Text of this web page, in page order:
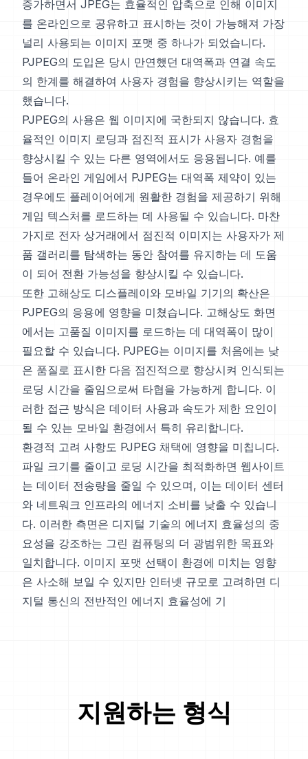
증가하면서 JPEG는 효율적인 압축으로 인해 이미지
를 온라인으로 공유하고 표시하는 것이 가능해져 가장
널리 사용되는 이미지 포맷 중 하나가 되었습니다.
PJPEG의 도입은 당시 만연했던 대역폭과 연결 속도
의 한계를 해결하여 사용자 경험을 향상시키는 역할을
했습니다.
PJPEG의 사용은 웹 이미지에 국한되지 않습니다. 효
율적인 이미지 로딩과 점진적 표시가 사용자 경험을
향상시킬 수 있는 다른 영역에서도 응용됩니다. 예를
들어 온라인 게임에서 PJPEG는 대역폭 제약이 있는
경우에도 플레이어에게 원활한 경험을 제공하기 위해
게임 텍스처를 로드하는 데 사용될 수 있습니다. 마찬
가지로 전자 상거래에서 점진적 이미지는 사용자가 제
품 갤러리를 탐색하는 동안 참여를 유지하는 데 도움
이 되어 전환 가능성을 향상시킬 수 있습니다.
또한 고해상도 디스플레이와 모바일 기기의 확산은
PJPEG의 응용에 영향을 미쳤습니다. 고해상도 화면
에서는 고품질 이미지를 로드하는 데 대역폭이 많이
필요할 수 있습니다. PJPEG는 이미지를 처음에는 낮
은 품질로 표시한 다음 점진적으로 향상시켜 인식되는
로딩 시간을 줄임으로써 타협을 가능하게 합니다. 이
러한 접근 방식은 데이터 사용과 속도가 제한 요인이
될 수 있는 모바일 환경에서 특히 유리합니다.
환경적 고려 사항도 PJPEG 채택에 영향을 미칩니다.
파일 크기를 줄이고 로딩 시간을 최적화하면 웹사이트
는 데이터 전송량을 줄일 수 있으며, 이는 데이터 센터
와 네트워크 인프라의 에너지 소비를 낮출 수 있습니
다. 이러한 측면은 디지털 기술의 에너지 효율성의 중
요성을 강조하는 그린 컴퓨팅의 더 광범위한 목표와
일치합니다. 이미지 포맷 선택이 환경에 미치는 영향
은 사소해 보일 수 있지만 인터넷 규모로 고려하면 디
지털 통신의 전반적인 에너지 효율성에 기
지원하는 형식